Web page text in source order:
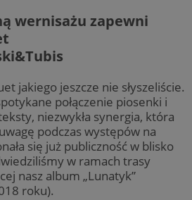
wernisażu zapewni
jakiego jeszcze nie słyszeliście.
połączenie piosenki i
niezwykła synergia, która
podczas występów na
się już publiczność w blisko
w ramach trasy
nasz album „Lunatyk”
roku).